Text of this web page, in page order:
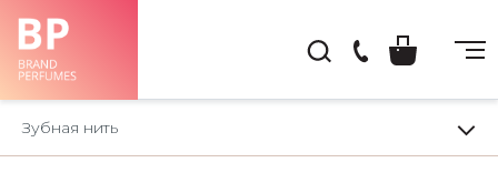
Зубная нить